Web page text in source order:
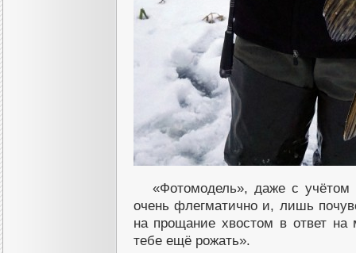
«Фотомодель», даже с
очень флегматично и, лишь
на прощание хвостом в ответ на
тебе ещё рожать».